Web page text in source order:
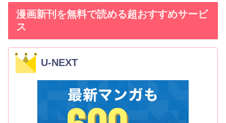
漫画新刊を無料で読める超おすすめサービ
ス
U-NEXT